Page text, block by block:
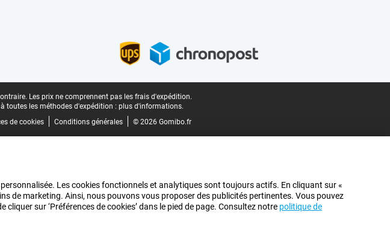
Les prix ne comprennent pas les frais d'expédition.
toutes les méthodes d'expédition : plus d'informations.
de cookies Conditions générales © 2026 Gomibo.fr
Les cookies fonctionnels et analytiques sont toujours actifs. En cliquant sur «
de marketing. Ainsi, nous pouvons vous proposer des publicités pertinentes. Vous pouvez
sur ‘Préférences de cookies’ dans le pied de page. Consultez notre politique de